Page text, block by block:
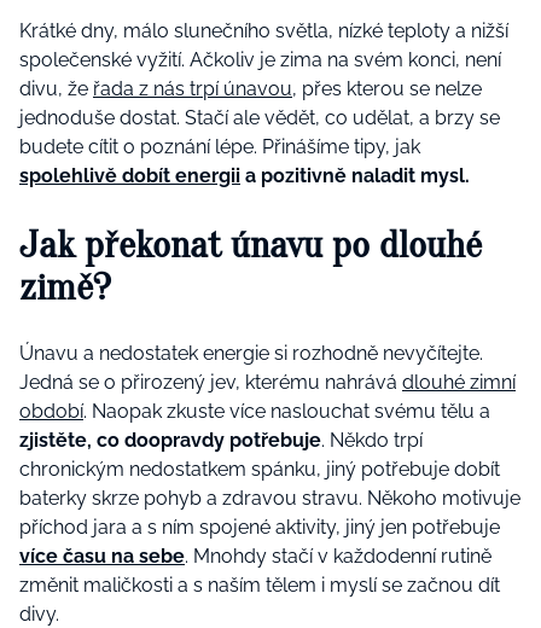
Krátké dny, málo slunečního světla, nízké teploty a nižší
společenské vyžití. Ačkoliv je zima na svém konci, není
divu, že řada z nás trpí únavou, přes kterou se nelze
jednoduše dostat. Stačí ale vědět, co udělat, a brzy se
budete cítit o poznání lépe. Přinášíme tipy, jak
spolehlivě dobít energii a pozitivně naladit mysl.
Jak překonat únavu po dlouhé
zimě?
Únavu a nedostatek energie si rozhodně nevyčítejte.
Jedná se o přirozený jev, kterému nahrává dlouhé zimní
období. Naopak zkuste více naslouchat svému tělu a
zjistěte, co doopravdy potřebuje. Někdo trpí
chronickým nedostatkem spánku, jiný potřebuje dobít
baterky skrze pohyb a zdravou stravu. Někoho motivuje
příchod jara a s ním spojené aktivity, jiný jen potřebuje
více času na sebe. Mnohdy stačí v každodenní rutině
změnit maličkosti a s naším tělem i myslí se začnou dít
divy.